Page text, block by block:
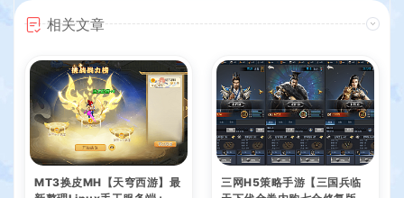
相关文章
MT3换皮MH【天穹西游】最
三网H5策略手游【三国兵临